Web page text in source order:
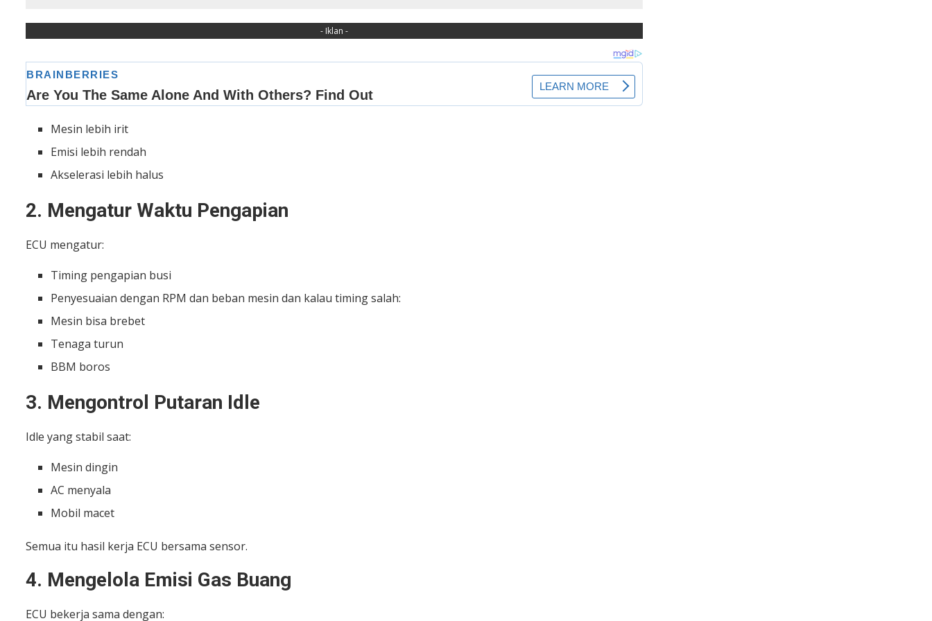
- Iklan -
Mesin lebih irit
Emisi lebih rendah
Akselerasi lebih halus
2. Mengatur Waktu Pengapian
ECU mengatur:
Timing pengapian busi
Penyesuaian dengan RPM dan beban mesin dan kalau timing salah:
Mesin bisa brebet
Tenaga turun
BBM boros
3. Mengontrol Putaran Idle
Idle yang stabil saat:
Mesin dingin
AC menyala
Mobil macet
Semua itu hasil kerja ECU bersama sensor.
4. Mengelola Emisi Gas Buang
ECU bekerja sama dengan: